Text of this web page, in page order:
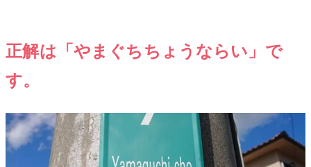
正解は「やまぐちちょうならい」で
す。